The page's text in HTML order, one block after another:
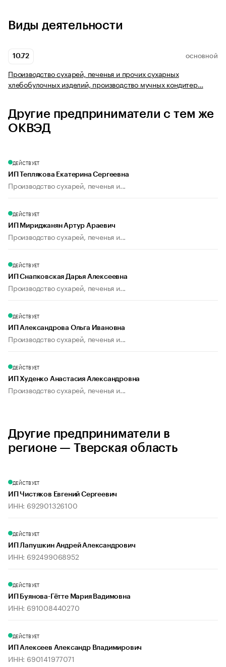
Виды деятельности
10.72 ОСНОВНОЙ
Производство сухарей, печенья и прочих сухарных
хлебобулочных изделий, производство мучных кондитер…
Другие предприниматели с тем же
ОКВЭД
ДЕЙСТВУЕТ
ИП Теплякова Екатерина Сергеевна
Производство сухарей, печенья и...
ДЕЙСТВУЕТ
ИП Мириджанян Артур Араевич
Производство сухарей, печенья и...
ДЕЙСТВУЕТ
ИП Снапковская Дарья Алексеевна
Производство сухарей, печенья и...
ДЕЙСТВУЕТ
ИП Александрова Ольга Ивановна
Производство сухарей, печенья и...
ДЕЙСТВУЕТ
ИП Худенко Анастасия Александровна
Производство сухарей, печенья и...
Другие предприниматели в
регионе — Тверская область
ДЕЙСТВУЕТ
ИП Чистяков Евгений Сергеевич
ИНН: 692901326100
ДЕЙСТВУЕТ
ИП Лапушкин Андрей Александрович
ИНН: 692499068952
ДЕЙСТВУЕТ
ИП Буянова-Гётте Мария Вадимовна
ИНН: 691008440270
ДЕЙСТВУЕТ
ИП Алексеев Александр Владимирович
ИНН: 690141977071